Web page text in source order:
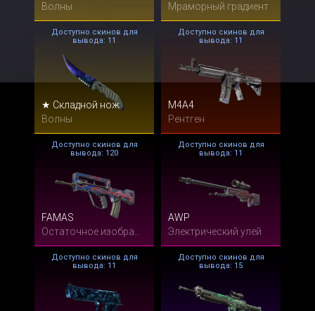
Волны
Мраморный градиент
★ Складной нож
Волны
Доступно скинов для
вывода: 11
M4A4
Рентген
Доступно скинов для
вывода: 11
FAMAS
Доступно скинов для
вывода: 120
AWP
Электрический улей
Доступно скинов для
вывода: 11
Доступно скинов для
вывода: 11
Доступно скинов для
вывода: 15